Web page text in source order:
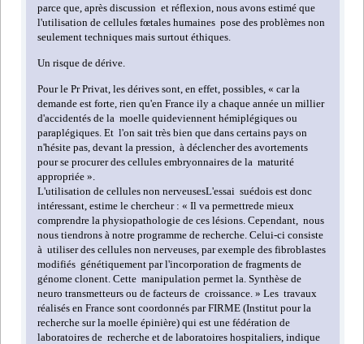
parce que, après discussion et réflexion, nous avons estimé que
l'utilisation de cellules fœtales humaines pose des problèmes non
seulement techniques mais surtout éthiques.
Un risque de dérive
Pour le PrPrivat,les dérives sont, en effet, possibles,« car la
demande est forte, rien qu'en France ily a chaque année un millier
d'accidentés de la moelle quideviennent hémiplégiques ou
paraplégiques. Et l'on sait très bien que dans certains pays on
n'hésite pas, devant la pression, à déclencher des avortements
pour se procurer des cellules embryonnaires de la maturité
appropriée ».
L'utilisation de cellules non nerveusesL'essai suédois est donc
intéressant, estime le chercheur :« Il vapermettrede mieux
comprendre la physiopathologie de ces lésions. Cependant, nous
nous tiendrons à notre programme de recherche. Celui-ci consiste
à utiliser des cellules non nerveuses, par exemple des fibroblastes
modifiés génétiquement par l'incorporation de fragments de
génome clonent. Cette manipulation permet la. Synthèse de
neuro transmetteurs ou de facteurs de croissance. » Les travaux
réalisés en France sont coordonnés par FIRME (Institut pour la
recherche sur la moelle épinière) qui est une fédération de
laboratoires de recherche et de laboratoires hospitaliers, indique